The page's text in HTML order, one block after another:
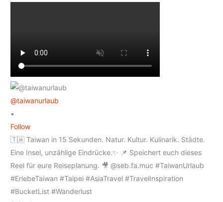
@taiwanurlaub
•
Follow
🇹🇼 Taiwan in 15 Sekunden. Natur. Kultur. Kulinarik. Städte.
Eine Insel, unzählige Eindrücke.✨ 📌 Speichert euch dieses
Reel für eure Reiseplanung. 🎥 @seb.fa.muc #TaiwanUrlaub
#ErlebeTaiwan #Taipei #AsiaTravel #TravelInspiration
#BucketList #Wanderlust